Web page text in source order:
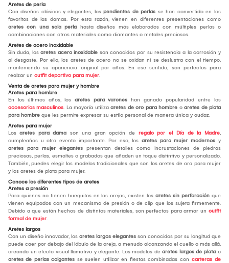
Aretes de perla
Con diseños clásicos y elegantes, los pendientes de perlas se han convertido en los
favoritos de las damas. Por esta razón, vienen en diferentes presentaciones como
aretes con una sola perla hasta diseños más elaborados con múltiples perlas o
combinaciones con otros materiales como diamantes o metales preciosos.
Aretes de acero inoxidable
Sin duda, los aretes acero inoxidable son conocidos por su resistencia a la corrosión y
al desgaste. Por ello, los aretes de acero no se oxidan ni se deslustra con el tiempo,
manteniendo su apariencia original por años. En ese sentido, son perfectos para
realzar un outfit deportivo para mujer.
Venta de aretes para mujer y hombre
Aretes para hombre
En los últimos años, los aretes para varones han ganado popularidad entre los
accesorios masculinos. La mayoría utiliza aretes de oro para hombre o aretes de plata
para hombre que les permite expresar su estilo personal de manera única y audaz.
Aretes para mujer
Los aretes para dama son una gran opción de regalo por el Día de la Madre,
cumpleaños u otro evento importante. Por eso, los aretes para mujer modernos y
aretes para mujer elegantes presentan detalles como incrustaciones de piedras
preciosas, perlas, esmaltes o grabados que añaden un toque distintivo y personalizado.
También, puedes elegir los modelos tradicionales que son los aretes de oro para mujer
y los aretes de plata para mujer.
Conoce los diferentes tipos de aretes
Aretes a presión
Para quienes no tienen huequitos en las orejas, existen los aretes sin perforación que
vienen equipados con un mecanismo de presión o de clip que los sujeta firmemente.
Debido a que están hechos de distintos materiales, son perfectos para armar un outfit
formal de mujer.
Aretes largos
Con un diseño innovador, los aretes largos elegantes son conocidos por su longitud que
puede caer por debajo del lóbulo de la oreja, a menudo alcanzando el cuello o más allá,
creando un efecto visual llamativo y elegante. Los modelos de aretes largos de plata o
aretes de perlas colgantes se suelen utilizar en fiestas combinadas con carteras de